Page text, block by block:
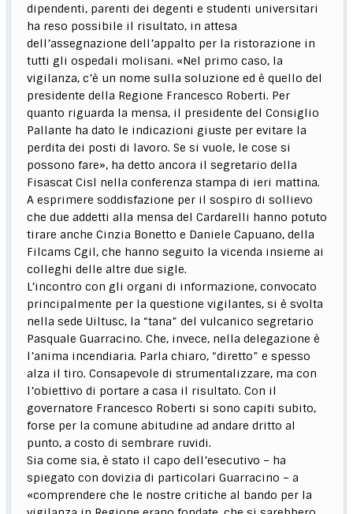
dipendenti, parenti dei degenti e studenti universitari
ha reso possibile il risultato, in attesa
dell’assegnazione dell’appalto per la ristorazione in
tutti gli ospedali molisani. «Nel primo caso, la
vigilanza, c’è un nome sulla soluzione ed è quello del
presidente della Regione Francesco Roberti. Per
quanto riguarda la mensa, il presidente del Consiglio
Pallante ha dato le indicazioni giuste per evitare la
perdita dei posti di lavoro. Se si vuole, le cose si
possono fare», ha detto ancora il segretario della
Fisascat Cisl nella conferenza stampa di ieri mattina.
A esprimere soddisfazione per il sospiro di sollievo
che due addetti alla mensa del Cardarelli hanno potuto
tirare anche Cinzia Bonetto e Daniele Capuano, della
Filcams Cgil, che hanno seguito la vicenda insieme ai
colleghi delle altre due sigle.
L’incontro con gli organi di informazione, convocato
principalmente per la questione vigilantes, si è svolta
nella sede Uiltusc, la “tana” del vulcanico segretario
Pasquale Guarracino. Che, invece, nella delegazione è
l’anima incendiaria. Parla chiaro, “diretto” e spesso
alza il tiro. Consapevole di strumentalizzare, ma con
l’obiettivo di portare a casa il risultato. Con il
governatore Francesco Roberti si sono capiti subito,
forse per la comune abitudine ad andare dritto al
punto, a costo di sembrare ruvidi.
Sia come sia, è stato il capo dell’esecutivo – ha
spiegato con dovizia di particolari Guarracino – a
«comprendere che le nostre critiche al bando per la